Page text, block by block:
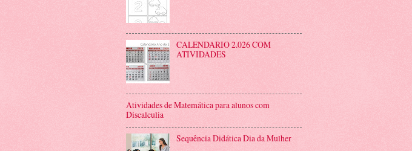
CALENDARIO 2.026 COM
ATIVIDADES
Atividades de Matemática para alunos com
Discalculia
Sequência Didática Dia da Mulher